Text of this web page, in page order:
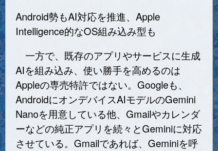
Android勢もAI対応を推進、Apple
Intelligence的なOS組み込み型も
一方で、既存のアプリやサービスに生成
AIを組み込み、使い勝手を高めるのは
Appleの専売特許ではない。Googleも、
AndroidにオンデバイスAIモデルのGemini
Nanoを用意している他、Gmailやカレンダ
ーなどの純正アプリを続々とGeminiに対応
させている。Gmailであれば、Geminiを呼